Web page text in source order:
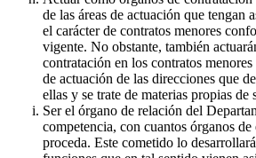
de las áreas de actuación que tengan
el carácter de contratos menores
vigente. No obstante, también
contratación en los contratos
de actuación de las direcciones que
ellas y se trate de materias propias de
Ser el órgano de relación del
competencia, con cuantos órganos
proceda. Este cometido lo